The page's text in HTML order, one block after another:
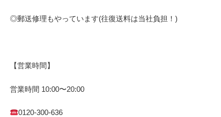
◎郵送修理もやっています(往復送料は当社負担！)
【営業時間】
営業時間 10:00〜20:00
0120-300-636